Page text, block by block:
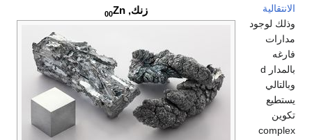
زنك, 00Zn
الانتقالية
وذلك لوجود
مدارات
فارغه
بالمدار d
وبالتالي
يستطيع
تكوين
complex